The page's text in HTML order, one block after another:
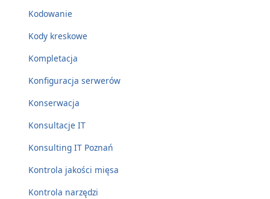
Kodowanie
Kody kreskowe
Kompletacja
Konfiguracja serwerów
Konserwacja
Konsultacje IT
Konsulting IT Poznań
Kontrola jakości mięsa
Kontrola narzędzi